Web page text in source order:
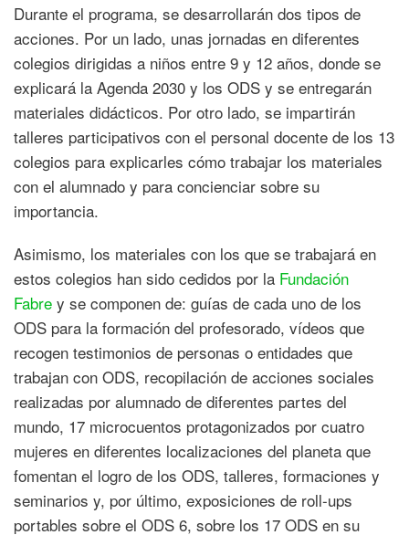
Durante el programa, se desarrollarán dos tipos de
acciones. Por un lado, unas jornadas en diferentes
colegios dirigidas a niños entre 9 y 12 años, donde se
explicará la Agenda 2030 y los ODS y se entregarán
materiales didácticos. Por otro lado, se impartirán
talleres participativos con el personal docente de los 13
colegios para explicarles cómo trabajar los materiales
con el alumnado y para concienciar sobre su
importancia.
Asimismo, los materiales con los que se trabajará en
estos colegios han sido cedidos por la Fundación
Fabre y se componen de: guías de cada uno de los
ODS para la formación del profesorado, vídeos que
recogen testimonios de personas o entidades que
trabajan con ODS, recopilación de acciones sociales
realizadas por alumnado de diferentes partes del
mundo, 17 microcuentos protagonizados por cuatro
mujeres en diferentes localizaciones del planeta que
fomentan el logro de los ODS, talleres, formaciones y
seminarios y, por último, exposiciones de roll-ups
portables sobre el ODS 6, sobre los 17 ODS en su